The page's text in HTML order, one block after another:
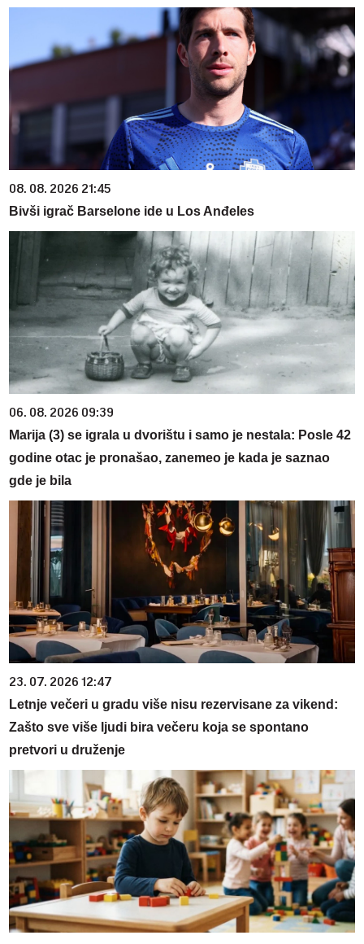
08. 08. 2026 21:45
Bivši igrač Barselone ide u Los Anđeles
06. 08. 2026 09:39
Marija (3) se igrala u dvorištu i samo je nestala: Posle 42
godine otac je pronašao, zanemeo je kada je saznao
gde je bila
23. 07. 2026 12:47
Letnje večeri u gradu više nisu rezervisane za vikend:
Zašto sve više ljudi bira večeru koja se spontano
pretvori u druženje